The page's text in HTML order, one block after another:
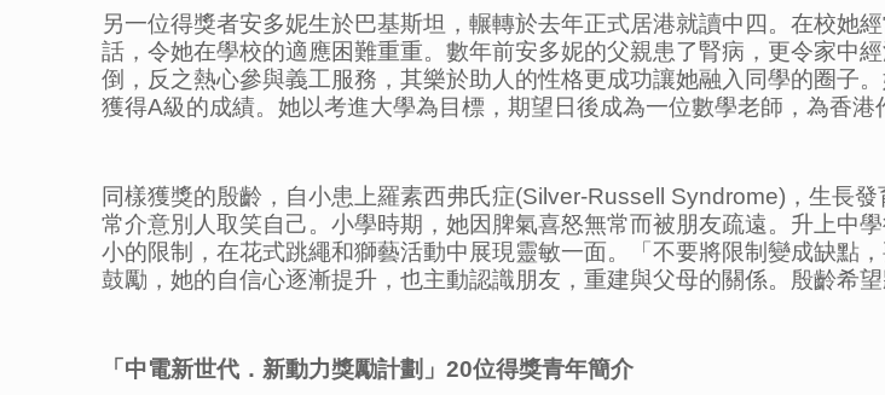
另一位得獎者安多妮生於巴基斯坦，輾轉於去年正式居港就讀中四。在校她
話，令她在學校的適應困難重重。數年前安多妮的父親患了腎病，更令家中
倒，反之熱心參與義工服務，其樂於助人的性格更成功讓她融入同學的圈子
獲得A級的成績。她以考進大學為目標，期望日後成為一位數學老師，為香港
同樣獲獎的殷齡，自小患上羅素西弗氏症(Silver-Russell Syndrome)，生長
常介意別人取笑自己。小學時期，她因脾氣喜怒無常而被朋友疏遠。升上中
小的限制，在花式跳繩和獅藝活動中展現靈敏一面。「不要將限制變成缺點
鼓勵，她的自信心逐漸提升，也主動認識朋友，重建與父母的關係。殷齡希
「 中電新世代．新動力獎勵計劃 」 20位得獎青年簡介